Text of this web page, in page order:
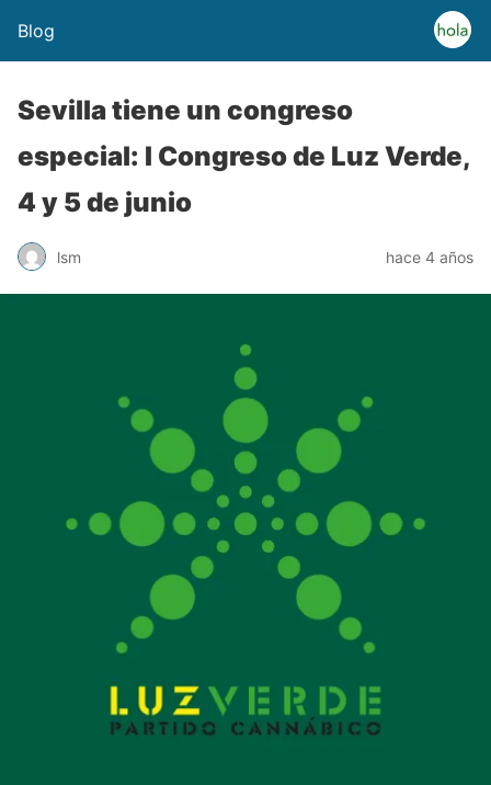
Blog
Sevilla tiene un congreso
especial: I Congreso de Luz Verde,
4 y 5 de junio
lsm hace 4 años